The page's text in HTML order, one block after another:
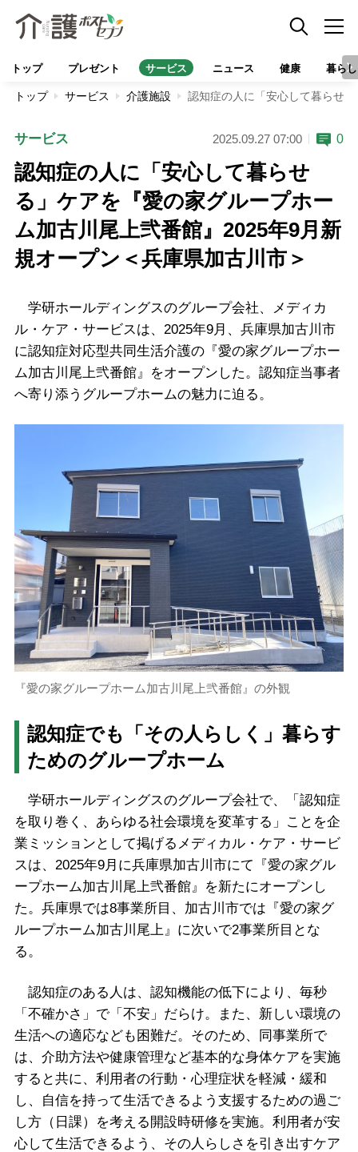
トップ プレゼント サービス ニュース 健康 暮らし
トップ サービス 介護施設 認知症の人に「安心して暮らせ
サービス 2025.09.27 07:00 0
認知症の人に「安心して暮らせ
る」ケアを『愛の家グループホー
ム加古川尾上弐番館』2025年9月新
規オープン＜兵庫県加古川市＞
学研ホールディングスのグループ会社、メディカ
ル・ケア・サービスは、2025年9月、兵庫県加古川市
に認知症対応型共同生活介護の『愛の家グループホー
ム加古川尾上弐番館』をオープンした。認知症当事者
へ寄り添うグループホームの魅力に迫る。
『愛の家グループホーム加古川尾上弐番館』の外観
認知症でも「その人らしく」暮らす
ためのグループホーム
学研ホールディングスのグループ会社で、「認知症
を取り巻く、あらゆる社会環境を変革する」ことを企
業ミッションとして掲げるメディカル・ケア・サービ
スは、2025年9月に兵庫県加古川市にて『愛の家グル
ープホーム加古川尾上弐番館』を新たにオープンし
た。兵庫県では8事業所目、加古川市では『愛の家グ
ループホーム加古川尾上』に次いで2事業所目とな
る。
認知症のある人は、認知機能の低下により、毎秒
「不確かさ」で「不安」だらけ。また、新しい環境の
生活への適応なども困難だ。そのため、同事業所で
は、介助方法や健康管理など基本的な身体ケアを実施
すると共に、利用者の行動・心理症状を軽減・緩和
し、自信を持って生活できるよう支援するための過ご
し方（日課）を考える開設時研修を実施。利用者が安
心して生活できるよう、その人らしさを引き出すケア